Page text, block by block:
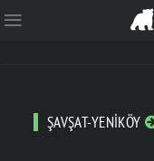
ŞAVŞAT-YENIKÖY